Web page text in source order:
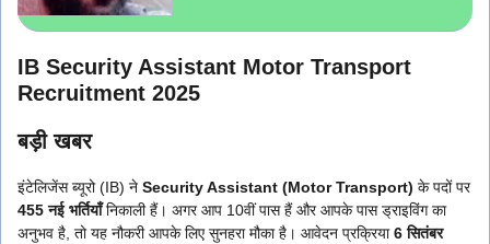
IB Security Assistant Motor Transport
Recruitment 2025
बड़ी खबर
इंटेलिजेंस ब्यूरो (IB) ने Security Assistant (Motor Transport) के पदों पर
455 नई भर्तियाँनिकाली हैं। अगर आप 10वीं पास हैं और आपके पास ड्राइविंग का
अनुभव है, तो यह नौकरी आपके लिए सुनहरा मौका है। आवेदन प्रक्रिया6 सितंबर